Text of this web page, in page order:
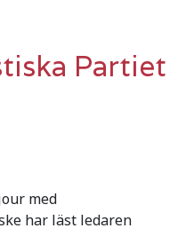
Partiet
med
har läst ledaren